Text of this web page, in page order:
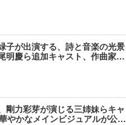
子が出演する、詩と音楽の光景
明慶ら追加キャスト、作曲家…
剛力彩芽が演じる三姉妹らキャ
やかなメインビジュアルが公…